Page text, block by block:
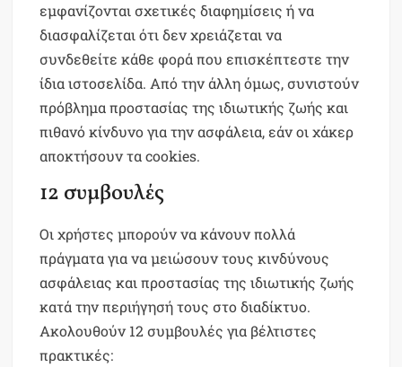
εμφανίζονται σχετικές διαφημίσεις ή να
διασφαλίζεται ότι δεν χρειάζεται να
συνδεθείτε κάθε φορά που επισκέπτεστε την
ίδια ιστοσελίδα. Από την άλλη όμως, συνιστούν
πρόβλημα προστασίας της ιδιωτικής ζωής και
πιθανό κίνδυνο για την ασφάλεια, εάν οι χάκερ
αποκτήσουν τα cookies.
12 συμβουλές
Οι χρήστες μπορούν να κάνουν πολλά
πράγματα για να μειώσουν τους κινδύνους
ασφάλειας και προστασίας της ιδιωτικής ζωής
κατά την περιήγησή τους στο διαδίκτυο.
Ακολουθούν 12 συμβουλές για βέλτιστες
πρακτικές: